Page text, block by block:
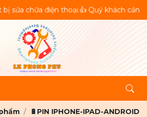
điện thoại.👍 Quý khách cần tư vấn
🔋PIN IPHONE-IPAD-ANDROID